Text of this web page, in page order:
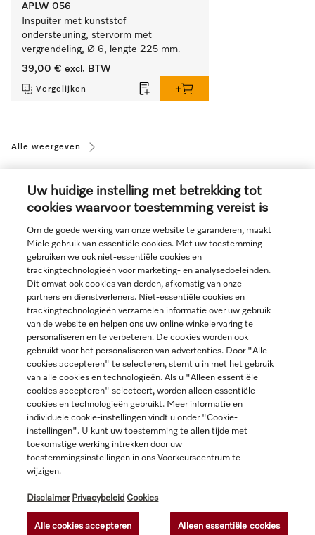
APLW 056
Inspuiter met kunststof
ondersteuning, stervorm met
vergrendeling, Ø 6, lengte 225 mm.
39,00 € excl. BTW
Vergelijken
Alle weergeven
Navigatie
Service
decoratiemateriaal.
Uw huidige instelling met betrekking tot
cookies waarvoor toestemming vereist is
Om de goede werking van onze website te garanderen, maakt
Miele gebruik van essentiële cookies. Met uw toestemming
gebruiken we ook niet-essentiële cookies en
trackingtechnologieën voor marketing- en analysedoeleinden.
Dit omvat ook cookies van derden, afkomstig van onze
partners en dienstverleners. Niet-essentiële cookies en
trackingtechnologieën verzamelen informatie over uw gebruik
van de website en helpen ons uw online winkelervaring te
personaliseren en te verbeteren. De cookies worden ook
gebruikt voor het personaliseren van advertenties. Door "Alle
cookies accepteren" te selecteren, stemt u in met het gebruik
van alle cookies en technologieën. Als u "Alleen essentiële
cookies accepteren" selecteert, worden alleen essentiële
cookies en technologieën gebruikt. Meer informatie en
individuele cookie-instellingen vindt u onder "Cookie-
instellingen". U kunt uw toestemming te allen tijde met
toekomstige werking intrekken door uw
toestemmingsinstellingen in ons Voorkeurscentrum te
wijzigen.
Disclaimer Privacybeleid Cookies
Alle cookies accepteren Alleen essentiële cookies